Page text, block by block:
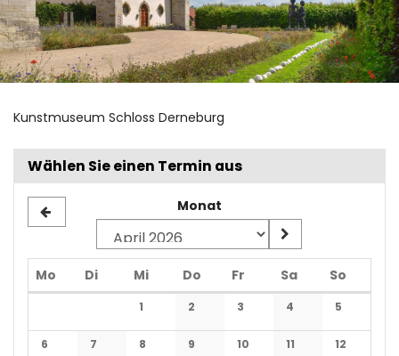
Kunstmuseum Schloss Derneburg
Wählen Sie einen Termin aus
Monat
Mo Montag
DiDienstag
MiMittwoch
Do Donnerstag
Fr Freitag
SaSamstag
So
1
Keine Veranstaltungen
2
Keine Veranstaltungen
3
Keine Veranstaltungen
4
Keine
5
Keine
6 7 8 9 10 11 12